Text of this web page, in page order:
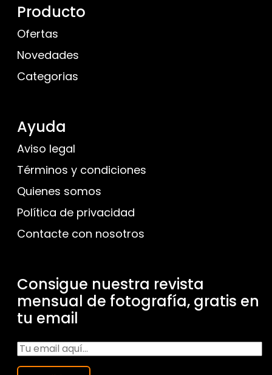
Producto
Ofertas
Novedades
Categorias
Ayuda
Aviso legal
Términos y condiciones
Quienes somos
Política de privacidad
Contacte con nosotros
Consigue nuestra revista
mensual de fotografía, gratis en
tu email